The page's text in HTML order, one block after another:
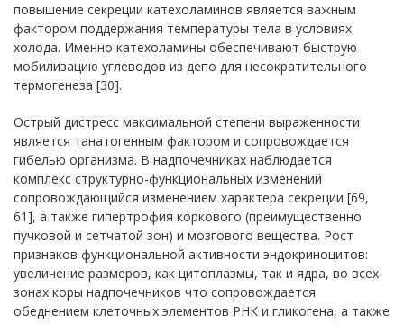
повышение секреции катехоламинов является важным
фактором поддержания температуры тела в условиях
холода. Именно катехоламины обеспечивают быструю
мобилизацию углеводов из депо для несократительного
термогенеза [30].
Острый дистресс максимальной степени выраженности
является танатогенным фактором и сопровождается
гибелью организма. В надпочечниках наблюдается
комплекс структурно-функциональных изменений
сопровождающийся изменением характера секреции [69,
61], а также гипертрофия коркового (преимущественно
пучковой и сетчатой зон) и мозгового вещества. Рост
признаков функциональной активности эндокриноцитов:
увеличение размеров, как цитоплазмы, так и ядра, во всех
зонах коры надпочечников что сопровождается
обеднением клеточных элементов РНК и гликогена, а также